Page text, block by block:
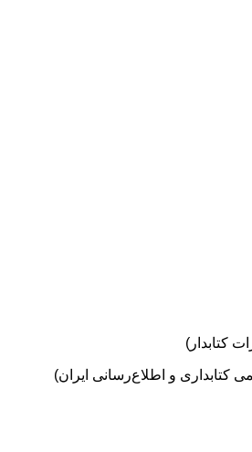
کتابدار)
و اطلاع‌رسانی ایران)